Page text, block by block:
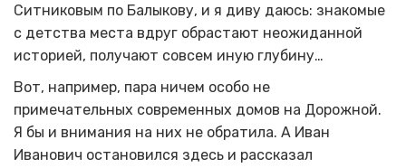
Ситниковым по Балыкову, и я диву даюсь: знакомые
с детства места вдруг обрастают неожиданной
историей, получают совсем иную глубину…
Вот, например, пара ничем особо не
примечательных современных домов на Дорожной.
Я бы и внимания на них не обратила. А Иван
Иванович остановился здесь и рассказал